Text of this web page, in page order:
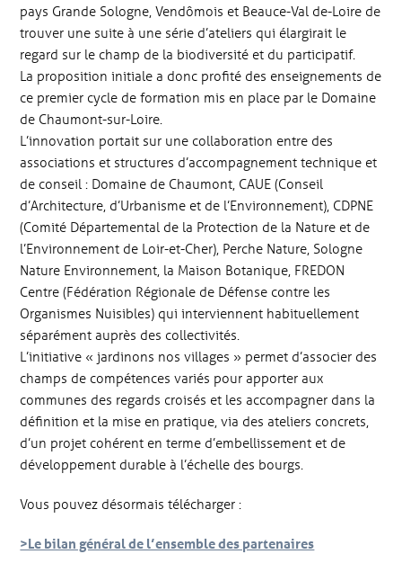
pays Grande Sologne, Vendômois et Beauce-Val de-Loire de
trouver une suite à une série d’ateliers qui élargirait le
regard sur le champ de la biodiversité et du participatif.
La proposition initiale a donc profité des enseignements de
ce premier cycle de formation mis en place par le Domaine
de Chaumont-sur-Loire.
L’innovation portait sur une collaboration entre des
associations et structures d’accompagnement technique et
de conseil : Domaine de Chaumont, CAUE (Conseil
d’Architecture, d’Urbanisme et de l’Environnement), CDPNE
(Comité Départemental de la Protection de la Nature et de
l’Environnement de Loir-et-Cher), Perche Nature, Sologne
Nature Environnement, la Maison Botanique, FREDON
Centre (Fédération Régionale de Défense contre les
Organismes Nuisibles) qui interviennent habituellement
séparément auprès des collectivités.
L’initiative « jardinons nos villages » permet d’associer des
champs de compétences variés pour apporter aux
communes des regards croisés et les accompagner dans la
définition et la mise en pratique, via des ateliers concrets,
d’un projet cohérent en terme d’embellissement et de
développement durable à l’échelle des bourgs.
Vous pouvez désormais télécharger :
>Le bilan général de l’ensemble des partenaires